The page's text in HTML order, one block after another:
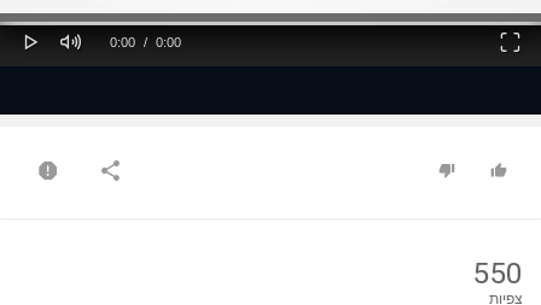
Play Mute
Current
0:00 /
Duration
0:00
Fullscreen
550
צפיות